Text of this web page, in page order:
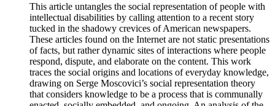
This article untangles the social representation of people with
intellectual disabilities by calling attention to a recent story
tucked in the shadowy crevices of American newspapers.
These articles found on the Internet are not static presentations
of facts, but rather dynamic sites of interactions where people
respond, dispute, and elaborate on the content. This work
traces the social origins and locations of everyday knowledge,
drawing on Serge Moscovici’s social representation theory
that considers knowledge to be a process that is communally